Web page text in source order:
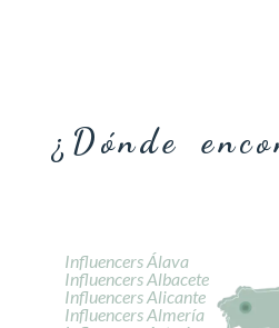
¿Dónde
Influencers Álava
Influencers Albacete
Influencers Alicante
Influencers Almería